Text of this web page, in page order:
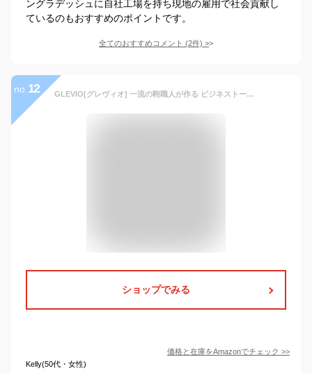
ングラデッシュに自社工場を持ち現地の雇用で社会貢献し
ているのもおすすめのポイントです。
全てのおすすめコメント (2件) >
no. 12 GLEVIO[グレヴィオ] 一流の鞄職人が作る ビジネストートバッグ トートバッグ ビジネスバッグ 大容量 自立 メンズ A4 プレゼント 父の日
ショップでみる
価格と在庫をAmazonでチェック >>
Kelly(50代・女性)